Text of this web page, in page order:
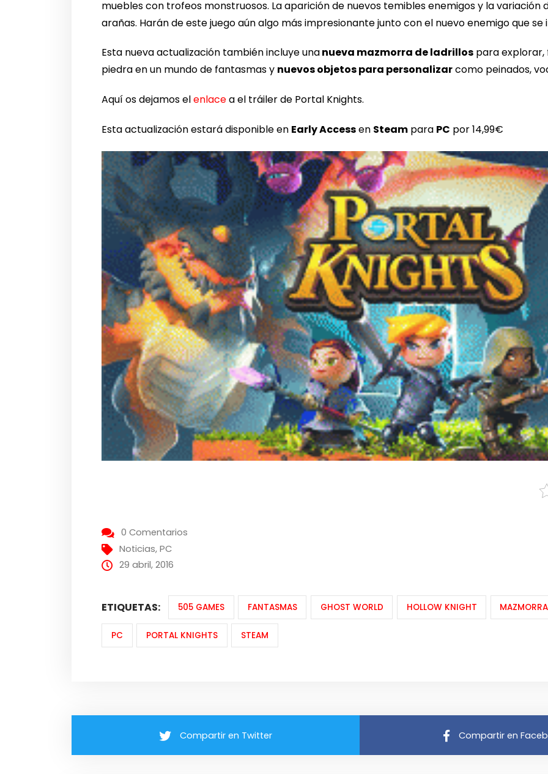
muebles con trofeos monstruosos. La aparición de nuevos temibles enemigos y la variación
arañas. Harán de este juego aún algo más impresionante junto con el nuevo enemigo que
Esta nueva actualización también incluye unanueva mazmorra de ladrillos para explorar,
piedra en un mundo de fantasmas y nuevos objetos para personalizarcomo peinados,
Aquí os dejamos elenlacea el tráiler de Portal Knights.
Esta actualización estará disponible en Early Accessen Steam para PC por 14,99€
0 Comentarios
Noticias,PC
29 abril, 2016
ETIQUETAS: 505 GAMES FANTASMAS GHOST WORLD HOLLOW KNIGHT MAZMORRA
PC PORTAL KNIGHTS STEAM
Compartir en Twitter Compartir en